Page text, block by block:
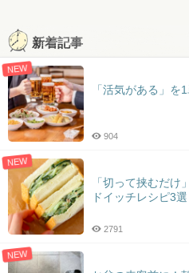
新着記事
NEW
「活気がある」を
904
NEW
「切って挟むだけ
ドイッチレシピ3選
2791
NEW